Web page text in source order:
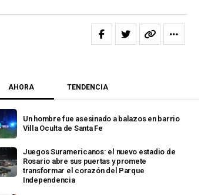
AHORA TENDENCIA
Un hombre fue asesinado a balazos en barrio
Villa Oculta de Santa Fe
Juegos Suramericanos: el nuevo estadio de
Rosario abre sus puertas y promete
transformar el corazón del Parque
Independencia